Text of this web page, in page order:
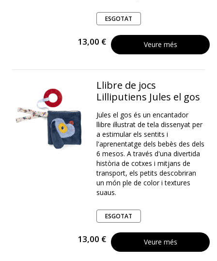
ESGOTAT
13,00 € Veure més
Llibre de jocs
Lilliputiens Jules el gos
Jules el gos és un encantador
llibre il·lustrat de tela dissenyat per
a estimular els sentits i
l'aprenentatge dels bebès des dels
6 mesos. A través d'una divertida
història de cotxes i mitjans de
transport, els petits descobriran
un món ple de color i textures
suaus.
ESGOTAT
13,00 € Veure més